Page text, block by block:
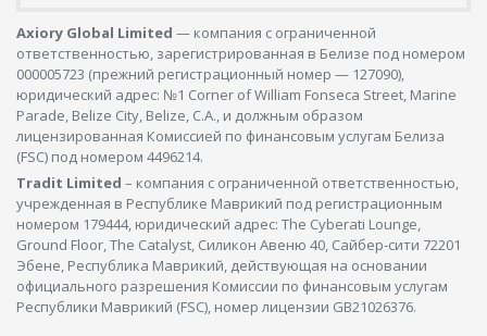
Axiory Global Limited — компания с ограниченной
ответственностью, зарегистрированная в Белизе под номером
000005723 (прежний регистрационный номер — 127090),
юридический адрес: №1 Corner of William Fonseca Street, Marine
Parade, Belize City, Belize, C.A., и должным образом
лицензированная Комиссией по финансовым услугам Белиза
(FSC) под номером 4496214.
Tradit Limited – компания с ограниченной ответственностью,
учрежденная в Республике Маврикий под регистрационным
номером 179444, юридический адрес: The Cyberati Lounge,
Ground Floor, The Catalyst, Силикон Авеню 40, Сайбер-сити 72201
Эбене, Республика Маврикий, действующая на основании
официального разрешения Комиссии по финансовым услугам
Республики Маврикий (FSC), номер лицензии GB21026376.